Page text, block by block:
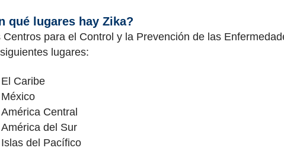
qué lugares hay Zika?
Centros para el Control y la Prevención de las
lugares:
El Caribe
México
América Central
América del Sur
Islas del Pacífico